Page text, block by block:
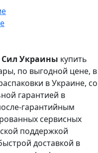
Украины купить
по выгодной цене, в
в Украине, со
гарантией в
гарантийным
сервисных
поддержкой
доставкой в